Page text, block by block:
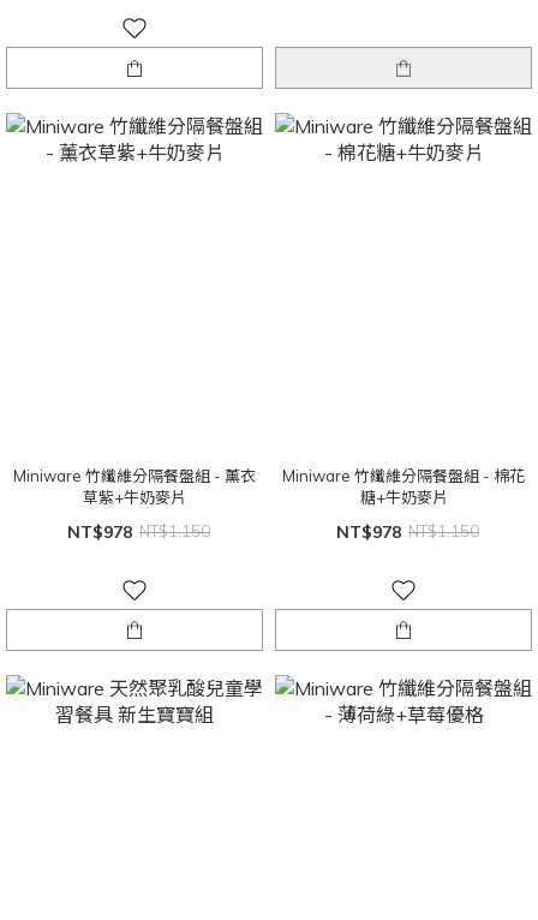
Miniware 竹纖維分隔餐盤組 - 薰衣
草紫+牛奶麥片
NT$978 NT$1,150
Miniware 竹纖維分隔餐盤組 - 棉花
糖+牛奶麥片
NT$978 NT$1,150